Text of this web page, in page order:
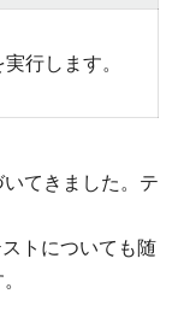
行します。
てきました。テ
トについても随